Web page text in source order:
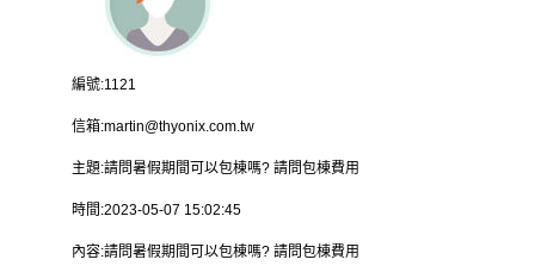
編號:1121
信箱:martin@thyonix.com.tw
主題:請問暑假期間可以包棟嗎? 請問包棟費用
時間:2023-05-07 15:02:45
內容:請問暑假期間可以包棟嗎? 請問包棟費用